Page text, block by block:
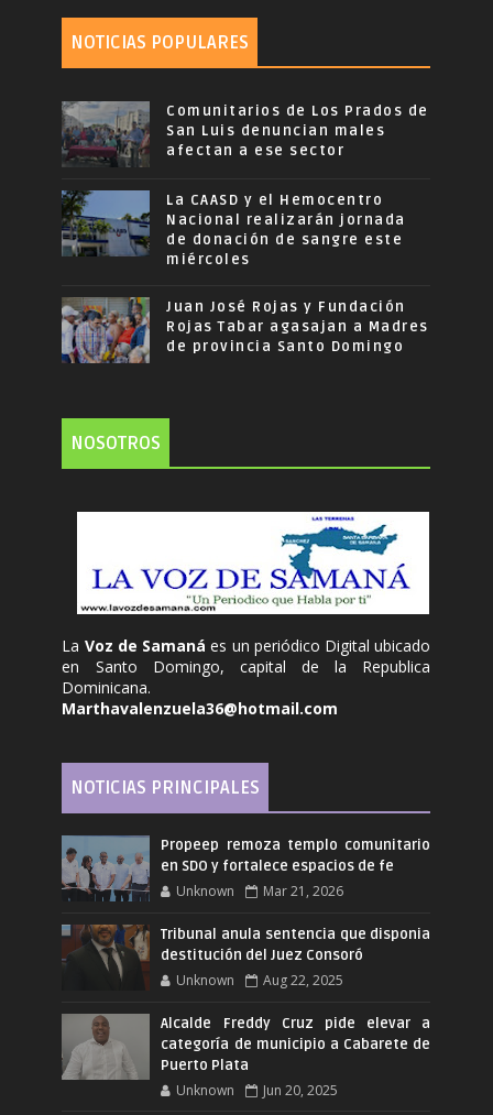
NOTICIAS POPULARES
Comunitarios de Los Prados de
San Luis denuncian males
afectan a ese sector
La CAASD y el Hemocentro
Nacional realizarán jornada
de donación de sangre este
miércoles
Juan José Rojas y Fundación
Rojas Tabar agasajan a Madres
de provincia Santo Domingo
NOSOTROS
La Voz de Samanáes un periódico Digital ubicado
en Santo Domingo, capital de la Republica
Dominicana.
Marthavalenzuela36@hotmail.com
NOTICIAS PRINCIPALES
Propeep remoza templo comunitario
en SDO y fortalece espacios de fe
Unknown Mar 21, 2026
Tribunal anula sentencia que disponia
destitución del Juez Consoró
Unknown Aug 22, 2025
Alcalde Freddy Cruz pide elevar a
categoría de municipio a Cabarete de
Puerto Plata
Unknown Jun 20, 2025